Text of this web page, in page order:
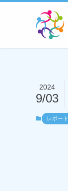
2024
9/03
レポート